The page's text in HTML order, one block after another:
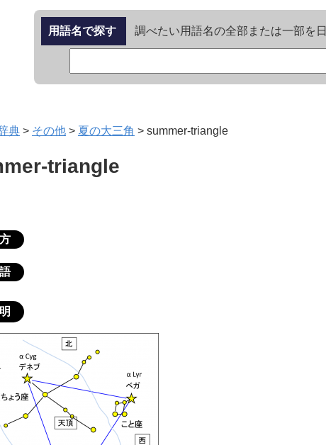
用語名で探す 調べたい用語名の全部または一部を
典 > その他 > 夏の大三角 > summer-triangle
triangle